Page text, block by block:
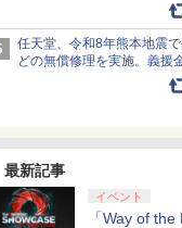
任天堂、令和8年熊本地震
どの無償修理を実施。義援
も発表 pic.x.com/
最新記事
イベント
「Way of